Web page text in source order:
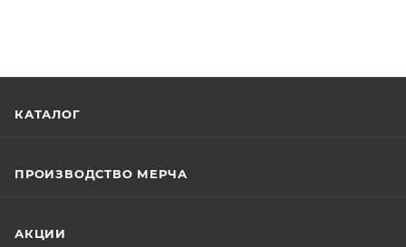
КАТАЛОГ
ПРОИЗВОДСТВО МЕРЧА
АКЦИИ